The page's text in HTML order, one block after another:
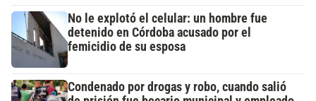
No le explotó el celular: un hombre fue
detenido en Córdoba acusado por el
femicidio de su esposa
Condenado por drogas y robo, cuando salió